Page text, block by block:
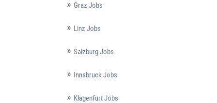
Graz Jobs
Linz Jobs
Salzburg Jobs
Innsbruck Jobs
Klagenfurt Jobs